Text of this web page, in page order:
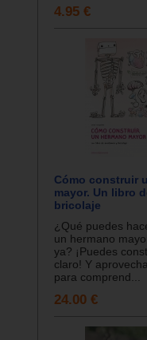
4.95 €
Cómo construir
mayor. Un libro
bricolaje
¿Qué puedes
un hermano
ya? ¡Puedes
claro! Y
para comprend...
24.00 €